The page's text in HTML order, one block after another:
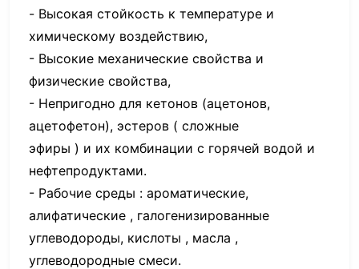
- Высокая стойкость к температуре и
химическому воздействию,
- Высокие механические свойства и
физические свойства,
- Непригодно для кетонов (ацетонов,
ацетофетон), эстеров ( сложные
эфиры ) и их комбинации с горячей водой и
нефтепродуктами.
- Рабочие среды : ароматические,
алифатические , галогенизированные
углеводороды, кислоты , масла ,
углеводородные смеси.